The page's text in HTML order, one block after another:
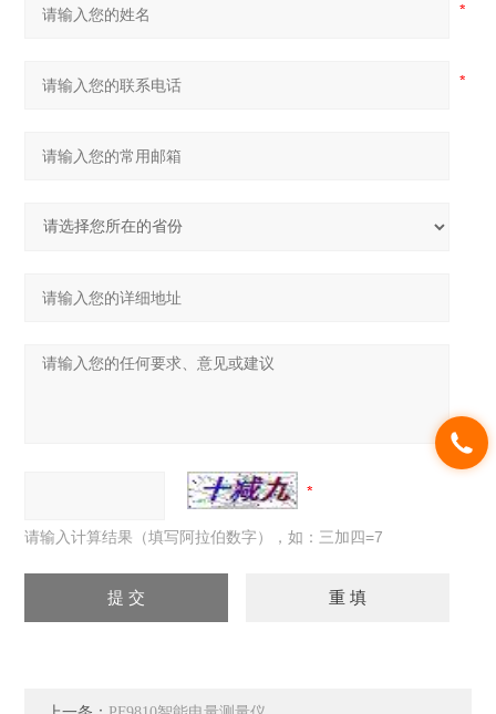
请输入计算结果（填写阿拉伯数字），如：三加四=7